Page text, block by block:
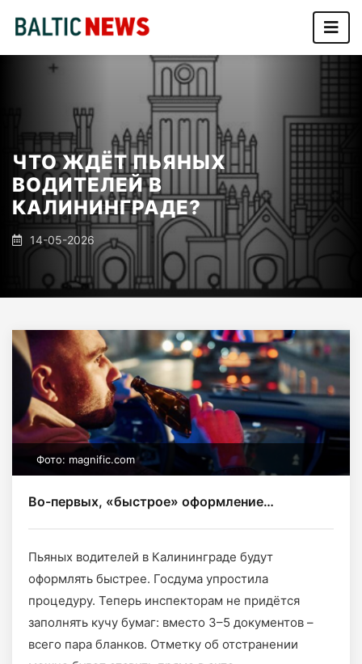
ЧТО ЖДЁТ ПЬЯНЫХ
ВОДИТЕЛЕЙ В
КАЛИНИНГРАДЕ?
14-05-2026
Фото: magnific.com
Во-первых, «быстрое» оформление…
Пьяных водителей в Калининграде будут
оформлять быстрее. Госдума упростила
процедуру. Теперь инспекторам не придётся
заполнять кучу бумаг: вместо 3–5 документов –
всего пара бланков. Отметку об отстранении